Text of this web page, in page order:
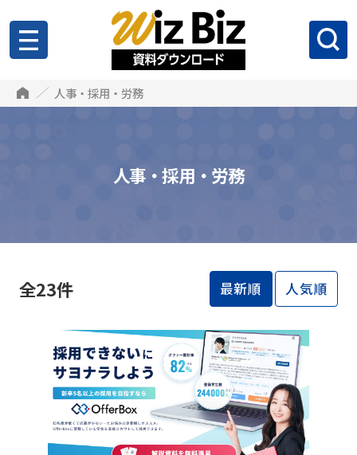
人事・採用・労務
人事・採用・労務
全23件 最新順 人気順